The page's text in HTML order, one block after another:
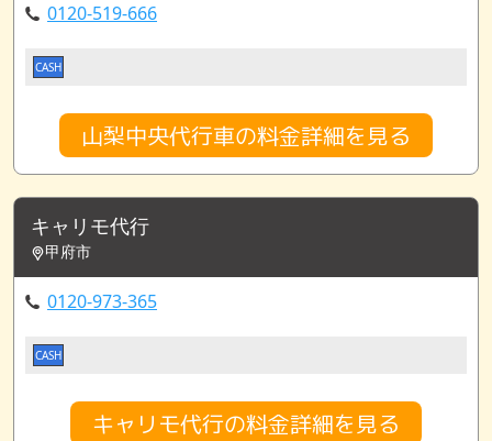
0120-519-666
CASH
山梨中央代行車の料金詳細を見る
キャリモ代行
甲府市
0120-973-365
CASH
キャリモ代行の料金詳細を見る